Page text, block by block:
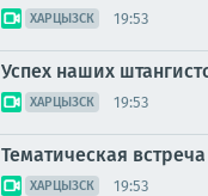
ХАРЦЫЗСК 19:53
Успех наших
ХАРЦЫЗСК 19:53
Тематическая
ХАРЦЫЗСК 19:53